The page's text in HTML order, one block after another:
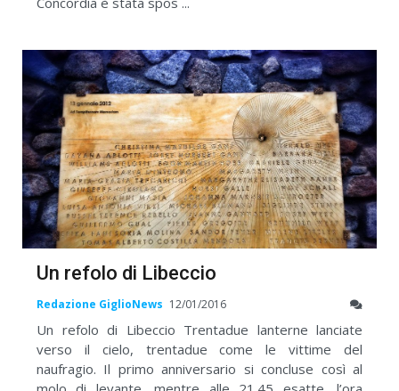
Un refolo di Libeccio
Redazione GiglioNews 12/01/2016
Un refolo di Libeccio Trentadue lanterne lanciate
verso il cielo, trentadue come le vittime del
naufragio. Il primo anniversario si concluse così al